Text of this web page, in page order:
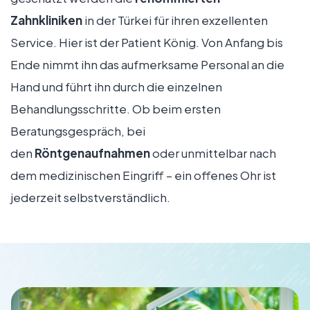
Zahnklinikenin der Türkei für ihren exzellenten
Service. Hier ist der Patient König. Von Anfang bis
Ende nimmt ihn das aufmerksame Personal an die
Hand und führt ihn durch die einzelnen
Behandlungsschritte. Ob beim ersten
Beratungsgespräch, bei
den Röntgenaufnahmenoder unmittelbar nach
dem medizinischen Eingriff – ein offenes Ohr ist
jederzeit selbstverständlich.